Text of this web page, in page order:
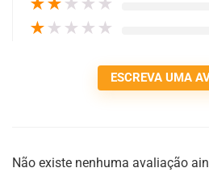
★★ ★ ★ ★
★ ★ ★ ★ ★
ESCREVA UMA
Não existe nenhuma avaliação